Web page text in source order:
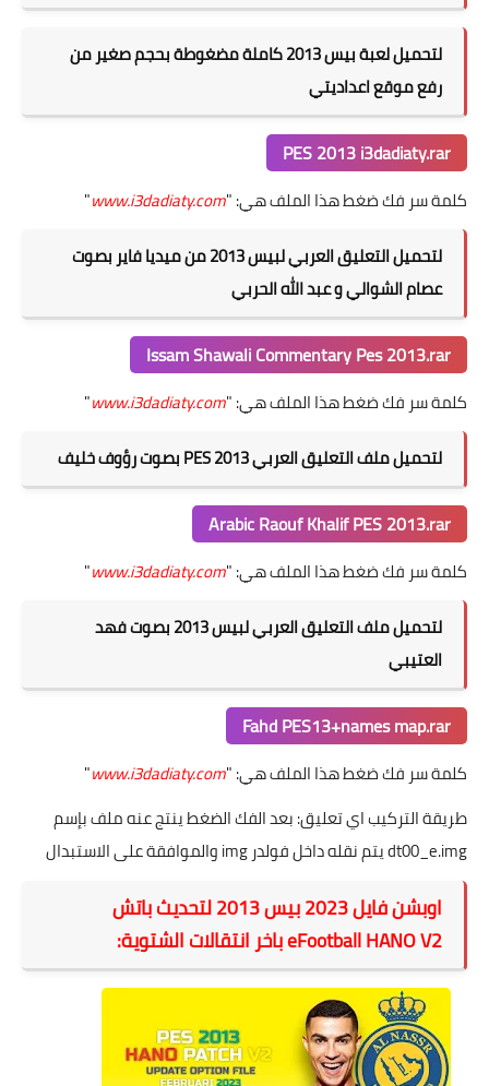
لتحميل لعبة بيس 2013 كاملة مضغوطة بحجم صغير من
رفع موقع اعداديتي
PES 2013 i3dadiaty.rar
كلمة سر فك ضغط هذا الملف هي: "www.i3dadiaty.com
"
لتحميل التعليق العربي لبيس 2013 من ميديا فاير بصوت
عصام الشوالي و عبد الله الحربي
Issam Shawali Commentary Pes 2013.rar
كلمة سر فك ضغط هذا الملف هي: "www.i3dadiaty.com
"
لتحميل ملف التعليق العربي PES 2013 بصوت رؤوف خليف
Arabic Raouf Khalif PES 2013.rar
كلمة سر فك ضغط هذا الملف هي: "www.i3dadiaty.com
"
لتحميل ملف التعليق العربي لبيس 2013 بصوت فهد
العتيبي
Fahd PES13+names map.rar
كلمة سر فك ضغط هذا الملف هي: "www.i3dadiaty.com
"
طريقة التركيب اي تعليق: بعد الفك الضغط ينتج عنه ملف بإسم
dt00_e.img يتم نقله داخل فولدر img والموافقة على الاستبدال
اوبشن فايل 2023 بيس 2013 لتحديث باتش
eFootball HANO V2 باخر انتقالات الشتوية: